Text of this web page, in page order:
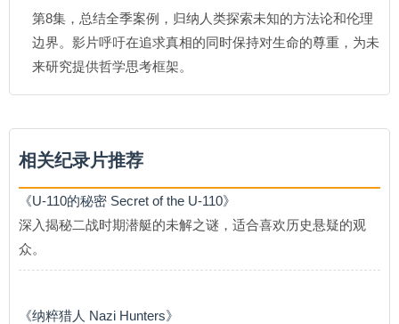
第8集，总结全季案例，归纳人类探索未知的方法论和伦理
边界。影片呼吁在追求真相的同时保持对生命的尊重，为未
来研究提供哲学思考框架。
相关纪录片推荐
《U-110的秘密 Secret of the U-110》
深入揭秘二战时期潜艇的未解之谜，适合喜欢历史悬疑的观
众。
《纳粹猎人 Nazi Hunters》